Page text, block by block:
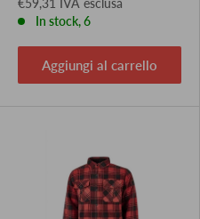
€59,31 IVA esclusa
In stock, 6
Aggiungi al carrello